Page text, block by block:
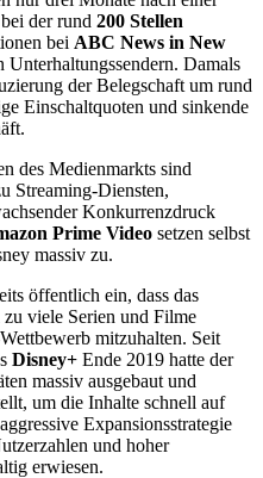
der rund 200 Stellen
bei ABC News in New
Damals
der Belegschaft um rund
Einschaltquoten und sinkende
des Medienmarkts sind
Streaming-Diensten,
Konkurrenzdruck
Prime Video setzen selbst
massiv zu.
öffentlich ein, dass das
viele Serien und Filme
mitzuhalten. Seit
Disney+ Ende 2019 hatte der
massiv ausgebaut und
um die Inhalte schnell auf
Expansionsstrategie
und hoher
erwiesen.